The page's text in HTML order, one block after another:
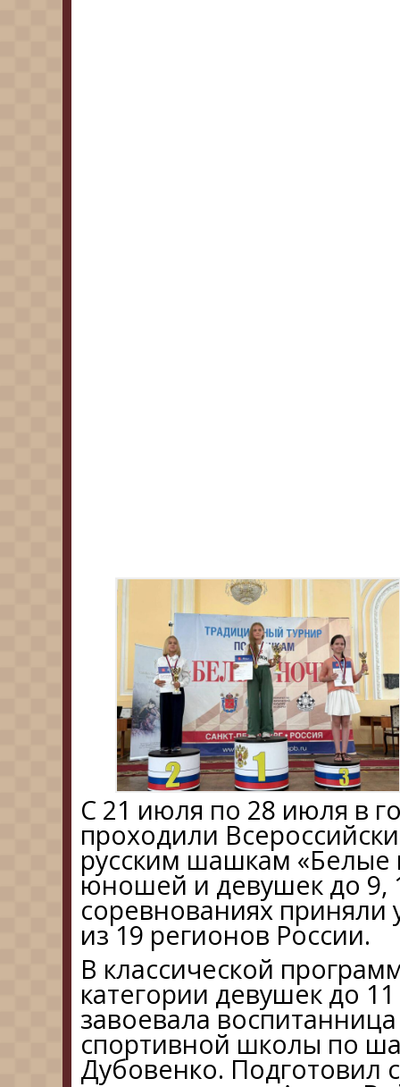
С 21 июля по 28 июля в
проходили
русским шашкам «Белые
юношей и девушек до 9,
соревнованиях приняли
из 19 регионов России.
В классической
категории девушек до
завоевала
спортивной школы по
Дубовенко. Подготовил